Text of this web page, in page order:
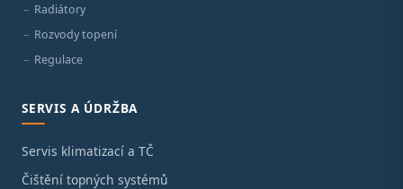
Radiátory
Rozvody topení
Regulace
SERVIS A ÚDRŽBA
Servis klimatizací a TČ
Čištění topných systémů